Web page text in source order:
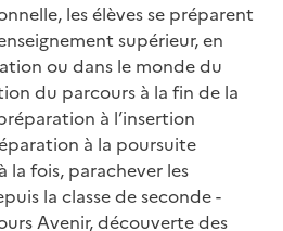
les élèves se préparent
supérieur, en
ou dans le monde du
du parcours à la fin de la
à l’insertion
à la poursuite
la fois, parachever les
la classe de seconde -
Avenir, découverte des